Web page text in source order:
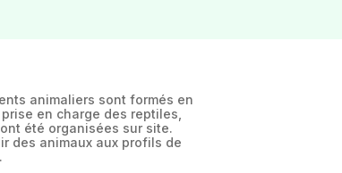
animaliers sont formés en
en charge des reptiles,
été organisées sur site.
des animaux aux profils de